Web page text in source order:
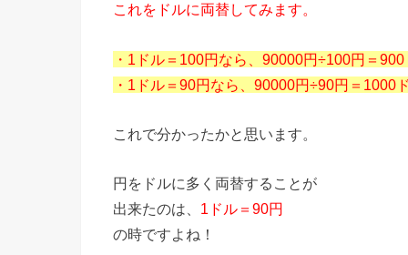
これをドルに両替してみます。
・1ドル＝100円なら、90000円÷100円＝900
・1ドル＝90円なら、90000円÷90円＝1000
これで分かったかと思います。
円をドルに多く両替することが
出来たのは、 1ドル＝90円
の時ですよね！